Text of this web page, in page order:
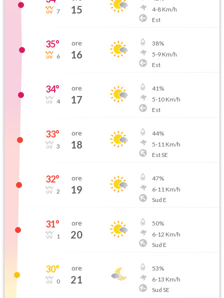
7 15
4-8Km/h
Est
35°
6
ore
16
38%
5-9Km/h
Est
34°
4
ore
17
41%
5-10Km/h
Est
33°
3
ore
18
44%
5-11 Km/h
Est SE
32°
2
ore
19
47%
6-11 Km/h
Sud E
31°
1
ore
20
50%
6-12 Km/h
Sud E
30°
0
ore
21
53%
6-13 Km/h
Sud SE